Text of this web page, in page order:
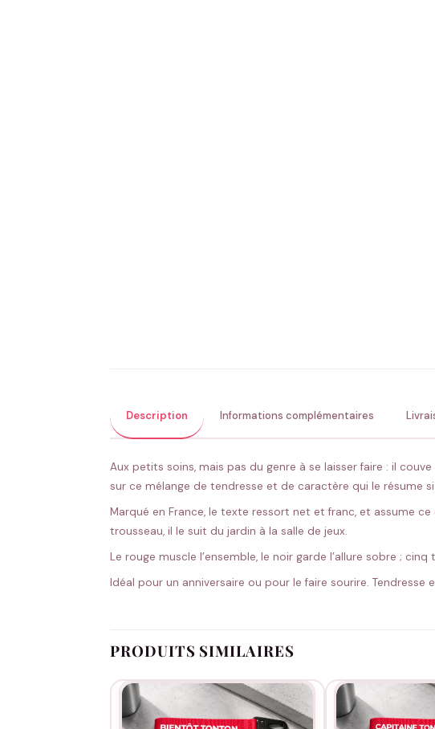
Description Informations complémentaires
Aux petits soins, mais pas du genre à se laisser faire : il
sur ce mélange de tendresse et de caractère qui le résume
Marqué en France, le texte ressort net et franc, et assume
trousseau, il le suit du jardin à la salle de jeux.
Le rouge muscle l’ensemble, le noir garde l’allure sobre ;
Idéal pour un anniversaire ou pour le faire sourire.
PRODUITS SIMILAIRES